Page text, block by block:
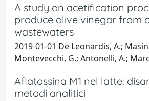
A study on acetification
produce olive vinegar from
wastewaters
2019-01-01 De Leonardis, A.;
Montevecchi, G.; Antonelli, A.;
Aflatossina M1 nel latte:
metodi analitici